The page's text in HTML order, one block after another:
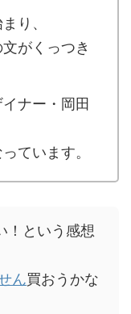
り、
がくっつき
ナー・岡田
ています。
！という感想
ん買おうかな